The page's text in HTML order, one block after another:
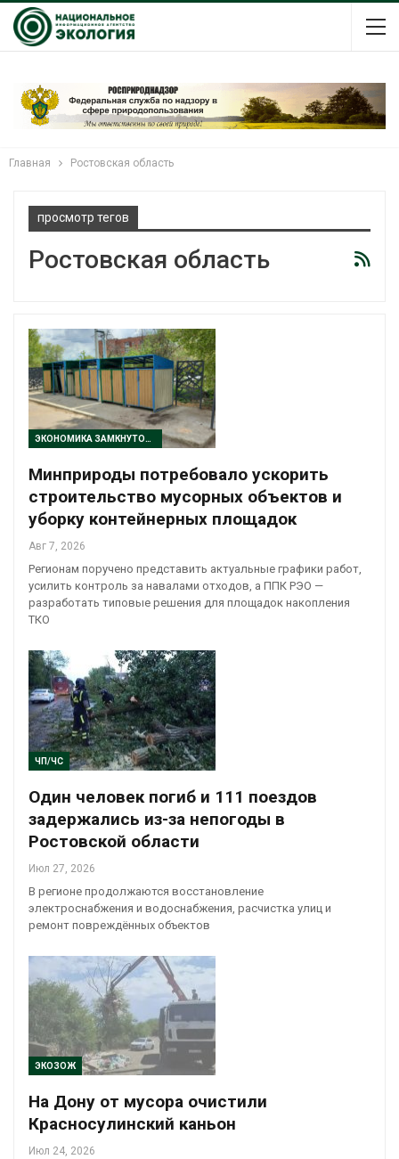
Главная Ростовская область
просмотр тегов
Ростовская область
ЭКОНОМИКА ЗАМКНУТОГО ЦИКЛА
Минприроды потребовало ускорить
строительство мусорных объектов и
уборку контейнерных площадок
Авг 7, 2026
Регионам поручено представить актуальные графики работ,
усилить контроль за навалами отходов, а ППК РЭО —
разработать типовые решения для площадок накопления
ТКО
ЧП/ЧС
Один человек погиб и 111 поездов
задержались из-за непогоды в
Ростовской области
Июл 27, 2026
В регионе продолжаются восстановление
электроснабжения и водоснабжения, расчистка улиц и
ремонт повреждённых объектов
ЭКОЗОЖ
На Дону от мусора очистили
Красносулинский каньон
Июл 24, 2026